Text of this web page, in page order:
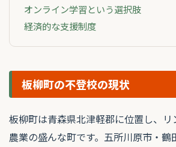
オンライン学習という選択肢
経済的な支援制度
板柳町の不登校の現状
板柳町は青森県北津軽郡に位置し、
農業の盛んな町です。五所川原市・